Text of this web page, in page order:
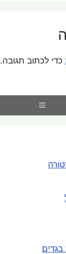
כדי לכתוב תגובה.
Menu